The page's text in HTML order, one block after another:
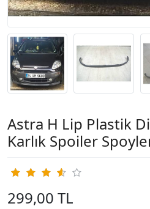
Astra H Lip Plastik
Karlık Spoiler
299,00 TL